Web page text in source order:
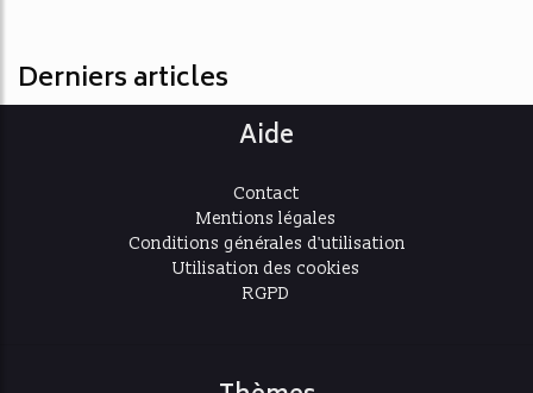
Derniers articles
Aide
Contact
Mentions légales
Conditions générales d'utilisation
Utilisation des cookies
RGPD